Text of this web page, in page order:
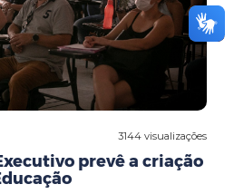
3144 visualizações
prevê a criação